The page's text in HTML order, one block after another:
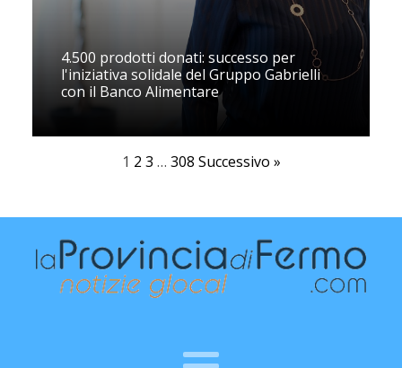
4.500 prodotti donati: successo per
l'iniziativa solidale del Gruppo Gabrielli
con il Banco Alimentare
1 2 3 … 308 Successivo »